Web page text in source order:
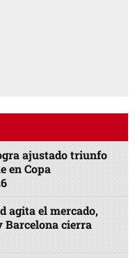
ajustado triunfo
en Copa
agita el mercado,
Barcelona cierra